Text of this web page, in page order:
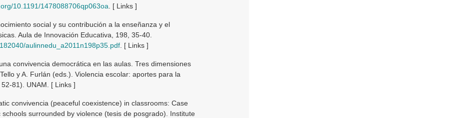
10.1191/1478088706qp063oa . [ Links ]
social y su contribución a la enseñanza y el
Aula de Innovación Educativa, 198, 35-40.
aulinnedu_a2011n198p35.pdf . [ Links ]
convivencia democrática en las aulas. Tres dimensiones
y A. Furlán (eds.). Violencia escolar: aportes para la
81). UNAM. [ Links ]
convivencia (peaceful coexistence) in classrooms: Case
surrounded by violence (tesis de posgrado). Institute